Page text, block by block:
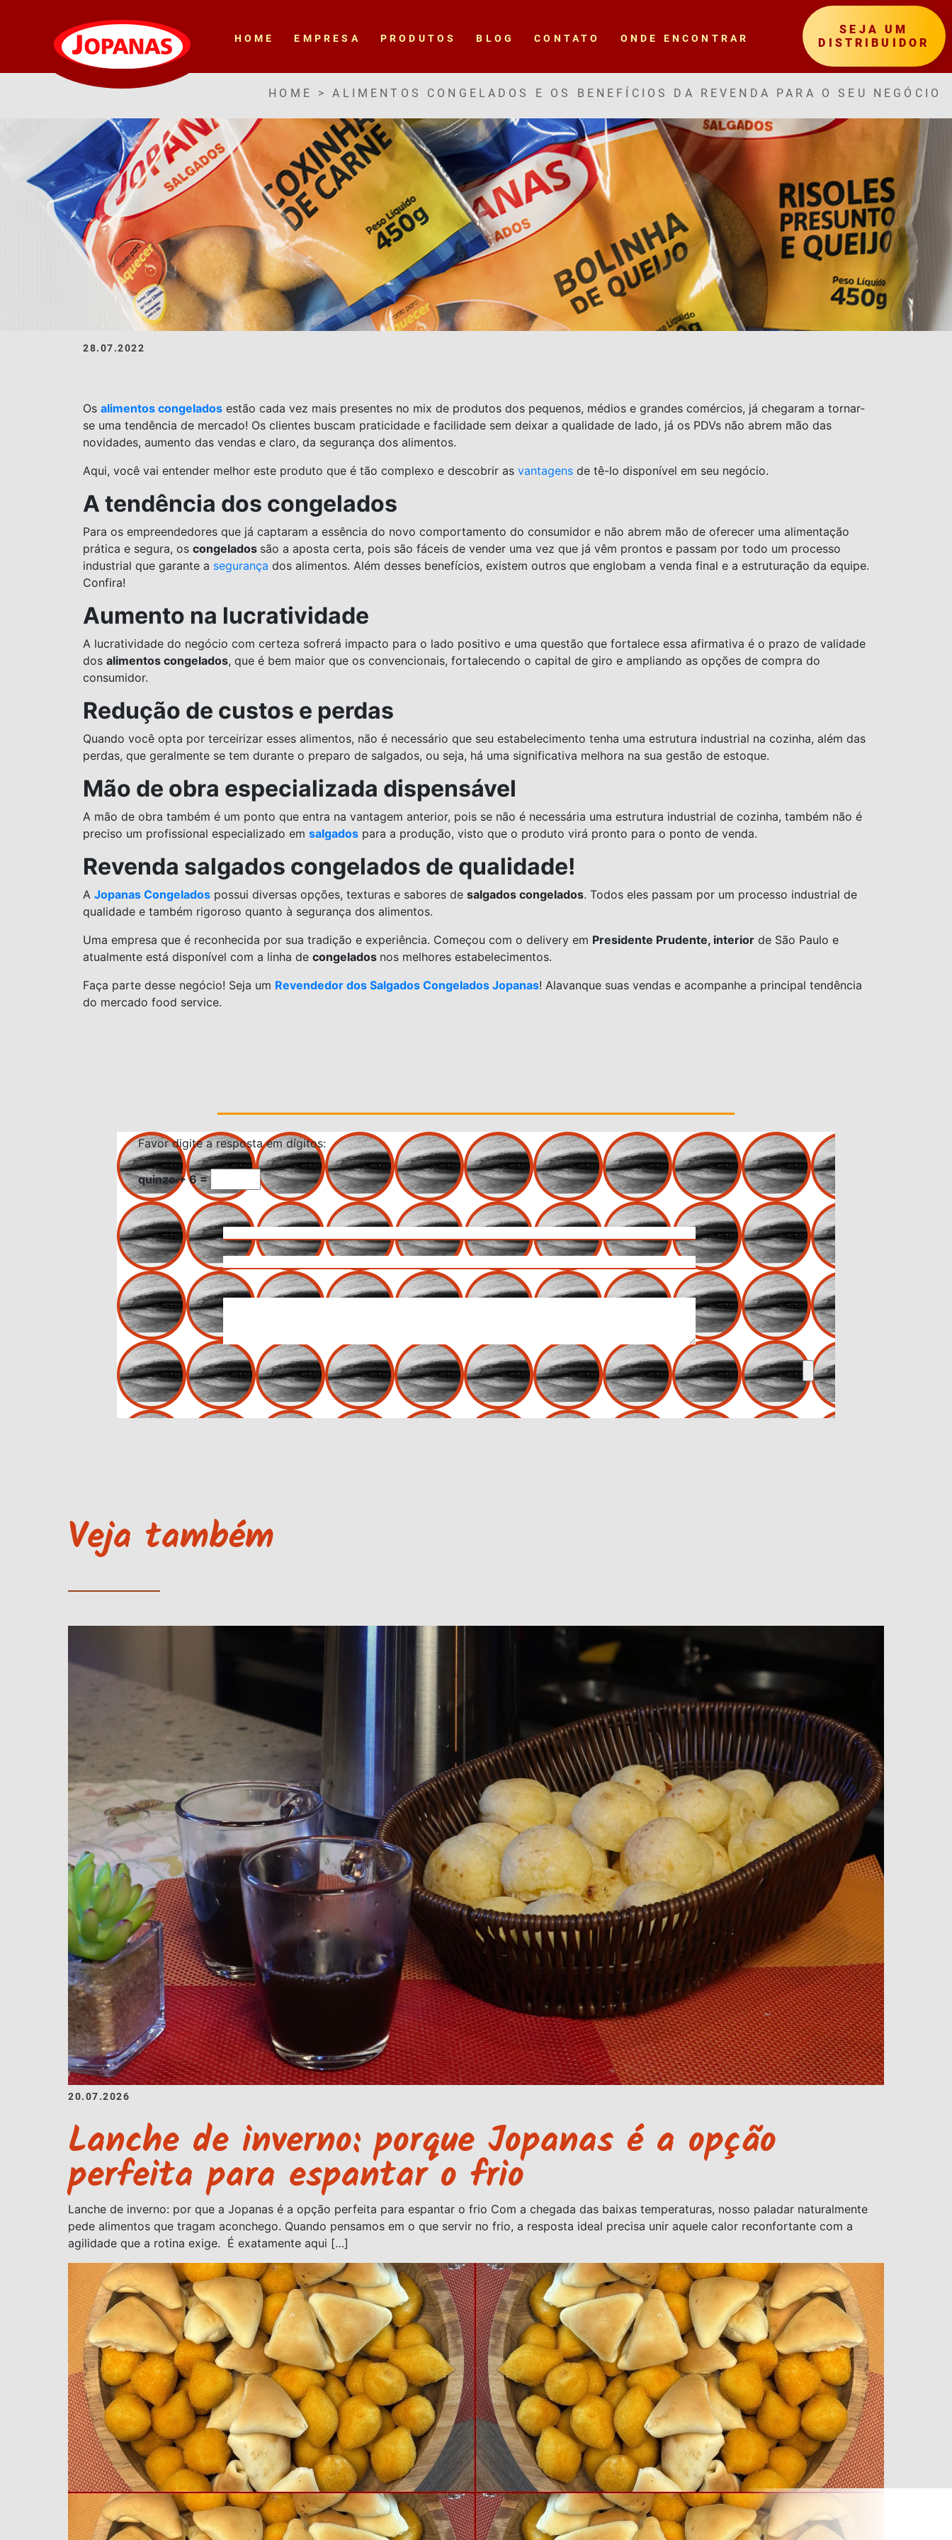
HOME EMPRESA PRODUTOS BLOG CONTATO ONDE ENCONTRAR
SEJA UM
DISTRIBUIDOR
HOME >ALIMENTOS CONGELADOS E OS BENEFÍCIOS DA REVENDA PARA O SEU NEGÓCIO
28.07.2022
Os alimentos congelados estão cada vez mais presentes no mix de produtos dos pequenos, médios e grandes comércios, já chegaram a tornar-
se uma tendência de mercado! Os clientes buscam praticidade e facilidade sem deixar a qualidade de lado, já os PDVs não abrem mão das
novidades, aumento das vendas e claro, da segurança dos alimentos.
Aqui, você vai entender melhor este produto que é tão complexo e descobrir as vantagens de tê-lo disponível em seu negócio.
A tendência dos congelados
Para os empreendedores que já captaram a essência do novo comportamento do consumidor e não abrem mão de oferecer uma alimentação
prática e segura, os congelados são a aposta certa, pois são fáceis de vender uma vez que já vêm prontos e passam por todo um processo
industrial que garante a segurança dos alimentos. Além desses benefícios, existem outros que englobam a venda final e a estruturação da equipe.
Confira!
Aumento na lucratividade
A lucratividade do negócio com certeza sofrerá impacto para o lado positivo e uma questão que fortalece essa afirmativa é o prazo de validade
dos alimentos congelados, que é bem maior que os convencionais, fortalecendo o capital de giro e ampliando as opções de compra do
consumidor.
Redução de custos e perdas
Quando você opta por terceirizar esses alimentos, não é necessário que seu estabelecimento tenha uma estrutura industrial na cozinha, além das
perdas, que geralmente se tem durante o preparo de salgados, ou seja, há uma significativa melhora na sua gestão de estoque.
Mão de obra especializada dispensável
A mão de obra também é um ponto que entra na vantagem anterior, pois se não é necessária uma estrutura industrial de cozinha, também não é
preciso um profissional especializado em salgados para a produção, visto que o produto virá pronto para o ponto de venda.
Revenda salgados congelados de qualidade!
A Jopanas Congelados possui diversas opções, texturas e sabores de salgados congelados. Todos eles passam por um processo industrial de
qualidade e também rigoroso quanto à segurança dos alimentos.
Uma empresa que é reconhecida por sua tradição e experiência. Começou com o delivery em Presidente Prudente, interior de São Paulo e
atualmente está disponível com a linha de congelados nos melhores estabelecimentos.
Faça parte desse negócio! Seja um Revendedor dos Salgados Congelados Jopanas! Alavanque suas vendas e acompanhe a principal tendência
do mercado food service.
Favor digite a resposta em dígitos:
quinze + 6 =
Veja também
20.07.2026
Lanche de inverno: porque Jopanas é a opção
perfeita para espantar o frio
Lanche de inverno: por que a Jopanas é a opção perfeita para espantar o frio Com a chegada das baixas temperaturas, nosso paladar naturalmente
pede alimentos que tragam aconchego. Quando pensamos em o que servir no frio, a resposta ideal precisa unir aquele calor reconfortante com a
agilidade que a rotina exige. É exatamente aqui […]